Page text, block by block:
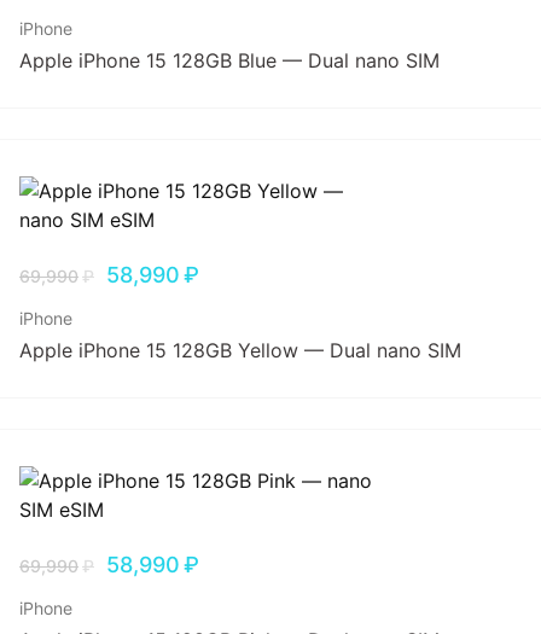
iPhone
Apple iPhone 15 128GB Blue — Dual nano SIM
69,990₽ 58,990₽
iPhone
Apple iPhone 15 128GB Yellow — Dual nano SIM
69,990₽ 58,990₽
iPhone